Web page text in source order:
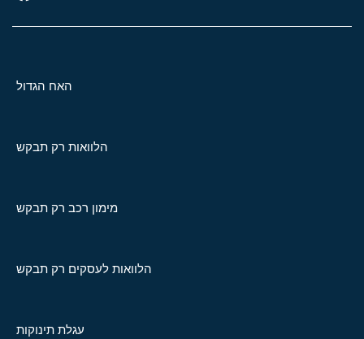
האח הגדול
הלוואות רק תבקש
מימון רכב רק תבקש
הלוואות לעסקים רק תבקש
עגלת תינוקות